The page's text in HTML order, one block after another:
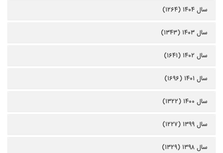
سال ۱۴۰۴ (۱۲۶۴)
سال ۱۴۰۳ (۱۳۴۳)
سال ۱۴۰۲ (۱۶۴۱)
سال ۱۴۰۱ (۱۶۹۶)
سال ۱۴۰۰ (۱۳۲۲)
سال ۱۳۹۹ (۱۲۲۷)
سال ۱۳۹۸ (۱۳۲۹)